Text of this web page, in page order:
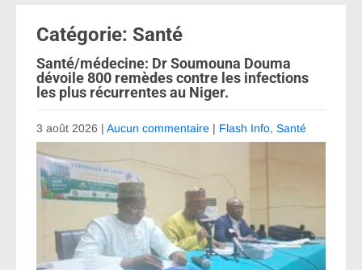
Catégorie: Santé
Santé/médecine: Dr Soumouna Douma
dévoile 800 remèdes contre les infections
les plus récurrentes au Niger.
3 août 2026 | Aucun commentaire | Flash Info, Santé